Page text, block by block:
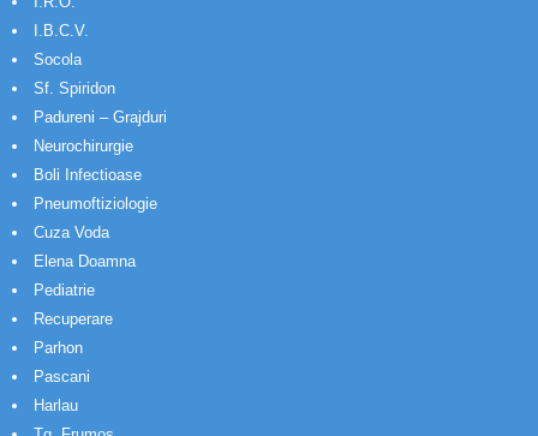
I.B.C.V.
Socola
Sf. Spiridon
Padureni – Grajduri
Neurochirurgie
Boli Infectioase
Pneumoftiziologie
Cuza Voda
Elena Doamna
Pediatrie
Recuperare
Parhon
Pascani
Harlau